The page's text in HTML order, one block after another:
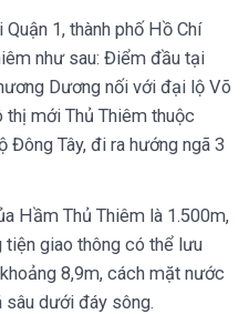
1, thành phố Hồ Chí
như sau: Điểm đầu tại
Dương nối với đại lộ Võ
mới Thủ Thiêm thuộc
Đông Tây, đi ra hướng ngã 3
Hầm Thủ Thiêm là 1.500m,
giao thông có thể lưu
8,9m, cách mặt nước
sâu dưới đáy sông.